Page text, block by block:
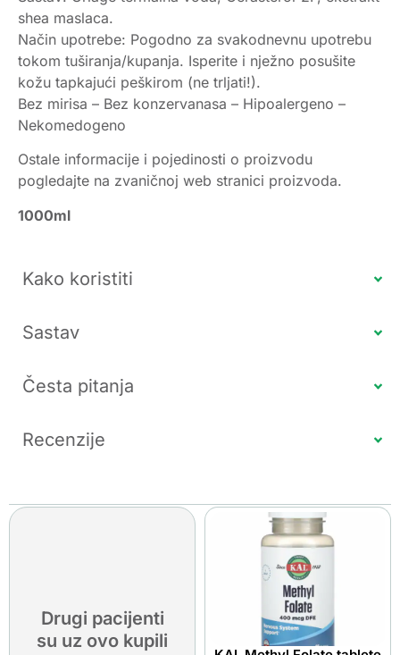
shea maslaca.
Način upotrebe: Pogodno za svakodnevnu upotrebu
tokom tuširanja/kupanja. Isperite i nježno posušite
kožu tapkajući peškirom (ne trljati!).
Bez mirisa – Bez konzervanasa – Hipoalergeno –
Nekomedogeno
Ostale informacije i pojedinosti o proizvodu
pogledajte na zvaničnoj web stranici proizvoda.
1000ml
Kako koristiti
Sastav
Česta pitanja
Recenzije
Drugi pacijenti
su uz ovo kupili